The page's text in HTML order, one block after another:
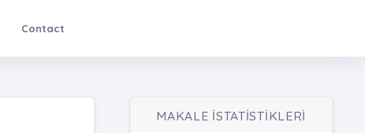
Contact
MAKALE İSTATİSTİKLERİ